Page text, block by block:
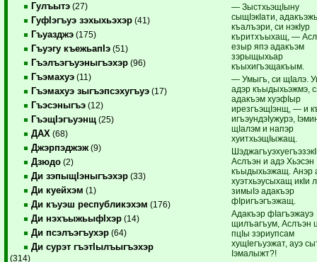
Гулъытэ (27)
ГуфIэгъуэ зэхыхьэхэр (41)
Гъуазджэ (175)
Гъуэгу къежьапIэ (51)
Гъэлъэгъуэныгъэхэр (96)
Гъэмахуэ (11)
Гъэмахуэ зыгъэпсэхугъуэ (17)
Гъэсэныгъэ (12)
ГъэщIэгъуэнщ (25)
ДАХ (68)
Джэрпэджэж (9)
Дзюдо (2)
Ди зэпыщIэныгъэхэр (33)
Ди куейхэм (1)
Ди къуэш республикэхэм (176)
Ди нэхъыжьыфIхэр (14)
Ди псэлъэгъухэр (64)
Ди сурэт гъэтIылъыгъэхэр
(314)
— ЗыстхьэщIыну
сыщIэкIати,
къалъэри, си нэкIур
къритхъыхащ, —
езыр япэ адакъэм
зэрыщыхьар
къыхигъэщакъым.
— Умыгъ, си щIалэ.
адэр къыдыхьэжмэ,
адакъэм хуэфIыр
ирезгъэщIэнщ, — и
игъэундэIужурэ,
щIалэм и напэр
хуитхьэщIыжащ.
Аслъэн и адэ Хьэсэн
къыдыхьэжащ. Анэр
хуэтхьэусыхащ икIи
зимыIэ адакъэр
фIригъэгъэжащ.
Адакъэр фIагъэжауэ
щилъагъум, Аслъэн
пцIы зэриупсам
хущIегъуэжат, ауэ
Iэмалыжт?!